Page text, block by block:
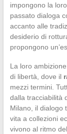
impongono la
passato dialoga
accanto alle
desiderio di
propongono
La loro
di libertà, dove il
mezzi termini.
dalla tracciabilità
Milano, il dialogo
vita a collezioni
vivono al ritmo